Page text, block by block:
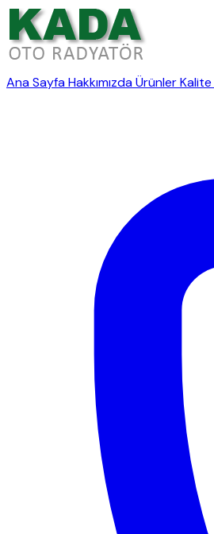
Ana SayfaHakkımızdaÜrünlerKalite